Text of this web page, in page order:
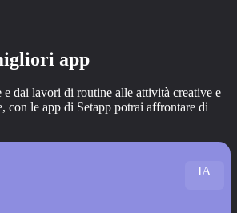
app
dai lavori di routine alle attività creative e
con le app di Setapp potrai affrontare di
IA